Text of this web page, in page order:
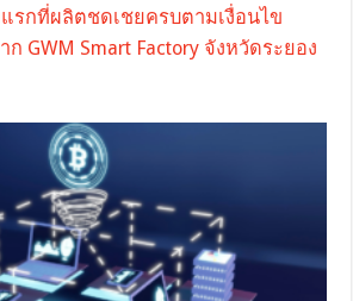
รกที่ผลิตชดเชยครบตามเงื่อนไข
ก GWM Smart Factory จังหวัดระยอง